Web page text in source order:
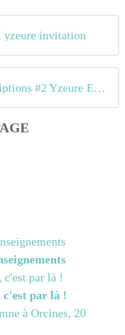
invitation
Inscriptions #2 Yzeure Epreuve_Club v2 Définitive
par là !